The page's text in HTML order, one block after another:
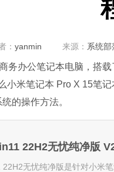
： yanmin 来源： 系统部
办公笔记本电脑，搭载
小米笔记本 Pro X 15笔
的操作方法。
22H2无忧纯净版
无忧纯净版是针对小米笔